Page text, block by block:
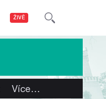
ŽIVĚ
Více…